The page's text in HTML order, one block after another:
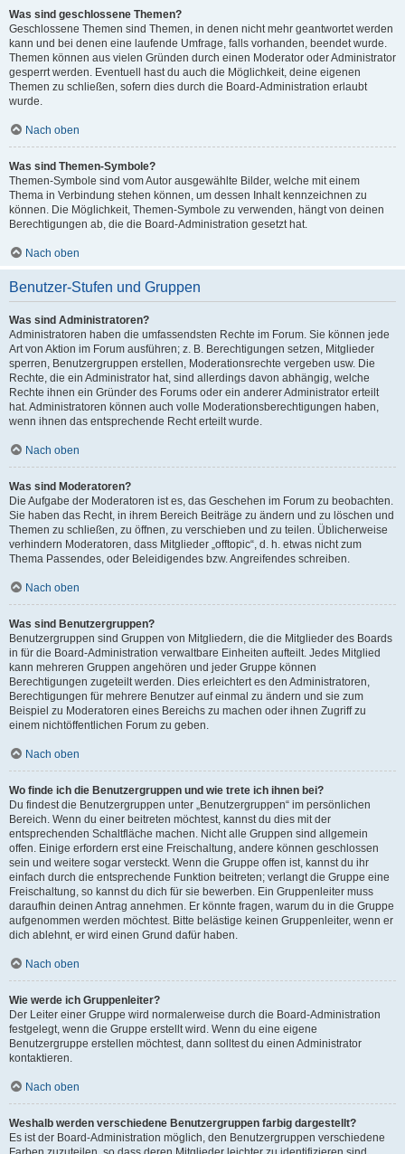
Was sind geschlossene Themen?
Geschlossene Themen sind Themen, in denen nicht mehr geantwortet werden
kann und bei denen eine laufende Umfrage, falls vorhanden, beendet wurde.
Themen können aus vielen Gründen durch einen Moderator oder Administrator
gesperrt werden. Eventuell hast du auch die Möglichkeit, deine eigenen
Themen zu schließen, sofern dies durch die Board-Administration erlaubt
wurde.
Nach oben
Was sind Themen-Symbole?
Themen-Symbole sind vom Autor ausgewählte Bilder, welche mit einem
Thema in Verbindung stehen können, um dessen Inhalt kennzeichnen zu
können. Die Möglichkeit, Themen-Symbole zu verwenden, hängt von deinen
Berechtigungen ab, die die Board-Administration gesetzt hat.
Nach oben
Benutzer-Stufen und Gruppen
Was sind Administratoren?
Administratoren haben die umfassendsten Rechte im Forum. Sie können jede
Art von Aktion im Forum ausführen; z. B. Berechtigungen setzen, Mitglieder
sperren, Benutzergruppen erstellen, Moderationsrechte vergeben usw. Die
Rechte, die ein Administrator hat, sind allerdings davon abhängig, welche
Rechte ihnen ein Gründer des Forums oder ein anderer Administrator erteilt
hat. Administratoren können auch volle Moderationsberechtigungen haben,
wenn ihnen das entsprechende Recht erteilt wurde.
Nach oben
Was sind Moderatoren?
Die Aufgabe der Moderatoren ist es, das Geschehen im Forum zu beobachten.
Sie haben das Recht, in ihrem Bereich Beiträge zu ändern und zu löschen und
Themen zu schließen, zu öffnen, zu verschieben und zu teilen. Üblicherweise
verhindern Moderatoren, dass Mitglieder „offtopic“, d. h. etwas nicht zum
Thema Passendes, oder Beleidigendes bzw. Angreifendes schreiben.
Nach oben
Was sind Benutzergruppen?
Benutzergruppen sind Gruppen von Mitgliedern, die die Mitglieder des Boards
in für die Board-Administration verwaltbare Einheiten aufteilt. Jedes Mitglied
kann mehreren Gruppen angehören und jeder Gruppe können
Berechtigungen zugeteilt werden. Dies erleichtert es den Administratoren,
Berechtigungen für mehrere Benutzer auf einmal zu ändern und sie zum
Beispiel zu Moderatoren eines Bereichs zu machen oder ihnen Zugriff zu
einem nichtöffentlichen Forum zu geben.
Nach oben
Wo finde ich die Benutzergruppen und wie trete ich ihnen bei?
Du findest die Benutzergruppen unter „Benutzergruppen“ im persönlichen
Bereich. Wenn du einer beitreten möchtest, kannst du dies mit der
entsprechenden Schaltfläche machen. Nicht alle Gruppen sind allgemein
offen. Einige erfordern erst eine Freischaltung, andere können geschlossen
sein und weitere sogar versteckt. Wenn die Gruppe offen ist, kannst du ihr
einfach durch die entsprechende Funktion beitreten; verlangt die Gruppe eine
Freischaltung, so kannst du dich für sie bewerben. Ein Gruppenleiter muss
daraufhin deinen Antrag annehmen. Er könnte fragen, warum du in die Gruppe
aufgenommen werden möchtest. Bitte belästige keinen Gruppenleiter, wenn er
dich ablehnt, er wird einen Grund dafür haben.
Nach oben
Wie werde ich Gruppenleiter?
Der Leiter einer Gruppe wird normalerweise durch die Board-Administration
festgelegt, wenn die Gruppe erstellt wird. Wenn du eine eigene
Benutzergruppe erstellen möchtest, dann solltest du einen Administrator
kontaktieren.
Nach oben
Weshalb werden verschiedene Benutzergruppen farbig dargestellt?
Es ist der Board-Administration möglich, den Benutzergruppen verschiedene